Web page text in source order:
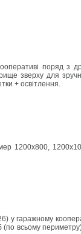
поряд з
зверху для
+ освітлення.
1200х800,
у гаражному
(по всьому